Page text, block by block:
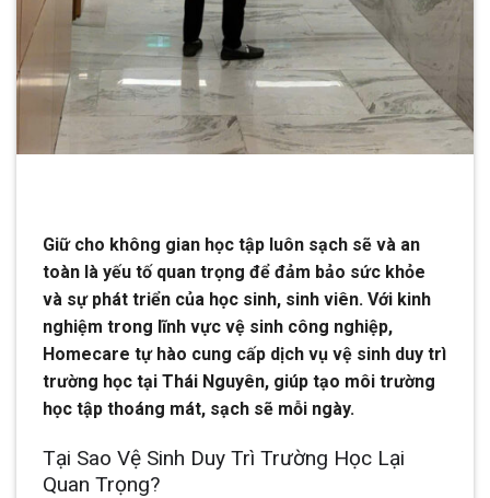
Giữ cho không gian học tập luôn sạch sẽ và an
toàn là yếu tố quan trọng để đảm bảo sức khỏe
và sự phát triển của học sinh, sinh viên. Với kinh
nghiệm trong lĩnh vực vệ sinh công nghiệp,
Homecare tự hào cung cấp dịch vụ vệ sinh duy trì
trường học tại Thái Nguyên, giúp tạo môi trường
học tập thoáng mát, sạch sẽ mỗi ngày.
Tại Sao Vệ Sinh Duy Trì Trường Học Lại
Quan Trọng?